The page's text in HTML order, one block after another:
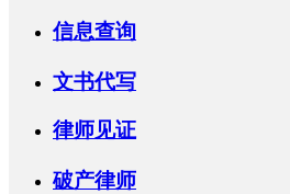
信息查询
文书代写
律师见证
破产律师